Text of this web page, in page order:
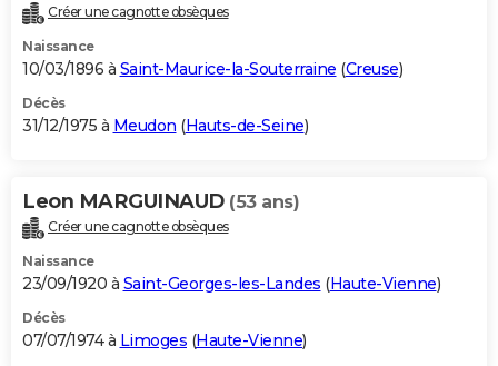
Créer une cagnotte obsèques
Naissance
10/03/1896 à Saint-Maurice-la-Souterraine (Creuse)
Décès
31/12/1975 à Meudon (Hauts-de-Seine)
Leon MARGUINAUD (53 ans)
Créer une cagnotte obsèques
Naissance
23/09/1920 à Saint-Georges-les-Landes (Haute-Vienne)
Décès
07/07/1974 à Limoges (Haute-Vienne)